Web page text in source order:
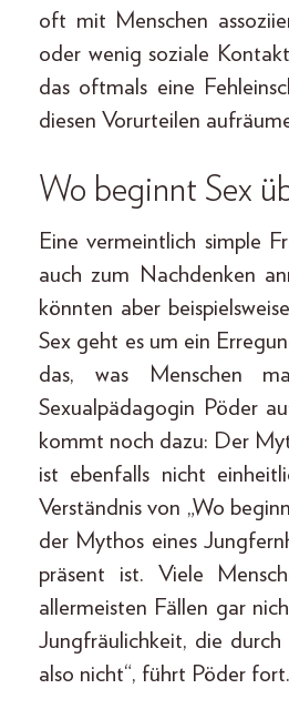
oft mit Menschen
oder wenig soziale
das oftmals eine
diesen Vorurteilen
Wo beginnt Sex
Eine vermeintlich simple
auch zum Nachdenken
könnten aber
Sex geht es um ein
das, was Menschen
Sexualpädagogin Pöder
kommt noch dazu: Der
ist ebenfalls nicht
Verständnis von „Wo
der Mythos eines
präsent ist. Viele
allermeisten Fällen gar
Jungfräulichkeit, die
also nicht“, führt Pöder fort.